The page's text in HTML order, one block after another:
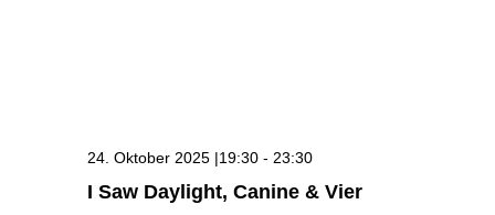
I Saw Daylight, Canine & Vier
24. Oktober 2025 |19:30 - 23:30